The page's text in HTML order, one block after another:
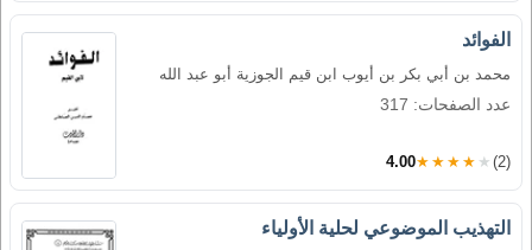
الفوائد
محمد بن أبي بكر بن أيوب ابن قيم الجوزية أبو عبد الله
عدد الصفحات: 317
4.00★★★★★ (2)
التهذيب الموضوعي لحلية الأولياء